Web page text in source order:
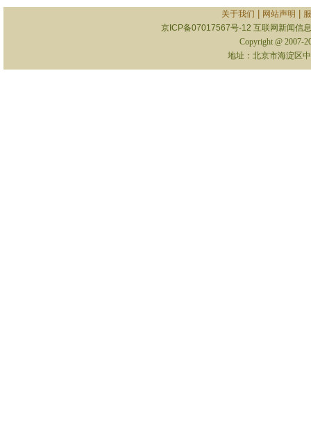
关于我们 网站声明
京ICP备07017567号-12 互联网新闻信
Copyright @ 2007-
地址：北京市海淀区